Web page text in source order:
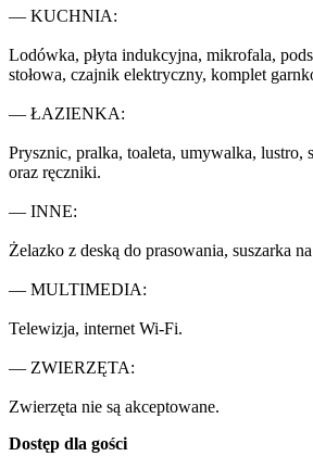
— KUCHNIA:
Lodówka, płyta indukcyjna, mikrofala,
stołowa, czajnik elektryczny, komplet
— ŁAZIENKA:
Prysznic, pralka, toaleta, umywalka, lustro,
oraz ręczniki.
— INNE:
Żelazko z deską do prasowania, suszarka
— MULTIMEDIA:
Telewizja, internet Wi-Fi.
— ZWIERZĘTA:
Zwierzęta nie są akceptowane.
Dostęp dla gości